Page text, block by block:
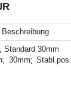
Beschreibung
Standard 30mm
30mm;